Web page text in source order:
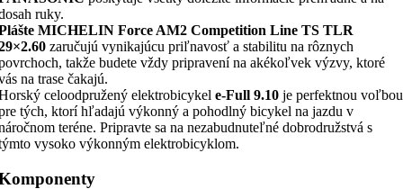
ruky.
MICHELIN Force AM2 Competition Line TS TLR
zaručujú vynikajúcu priľnavosť a stabilitu na rôznych
takže budete vždy pripravení na akékoľvek výzvy, ktoré
na trase čakajú.
celoodpružený elektrobicykel e-Full 9.10 je perfektnou voľbou
tých, ktorí hľadajú výkonný a pohodlný bicykel na jazdu v
teréne. Pripravte sa na nezabudnuteľné dobrodružstvá s
vysoko výkonným elektrobicyklom.